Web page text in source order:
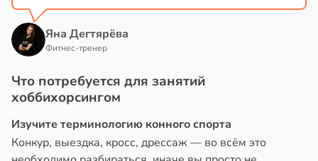
Яна Дегтярёва
Фитнес-тренер
Что потребуется для занятий
хоббихорсингом
Изучите терминологию конного спорта
Конкур, выездка, кросс, дрессаж — во всём это